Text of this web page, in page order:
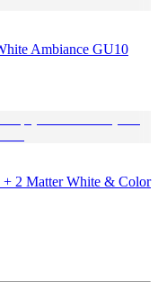
Ambiance GU10
+ 2 Matter White & Color